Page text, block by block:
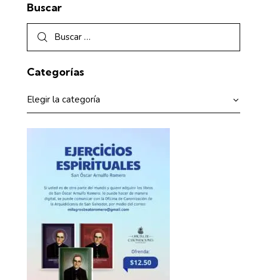
Buscar
Categorías